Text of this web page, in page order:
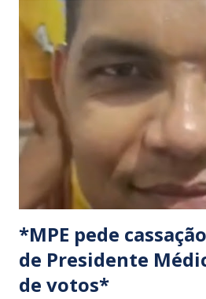
manifestação busca chamar a
a pauta da pesca artesanal
cumprimento de garantias e
do setor. Motoristas que
regiões na data devem estar
congestionamentos e atrasos.
*MPE pede
de Presidente
de votos*